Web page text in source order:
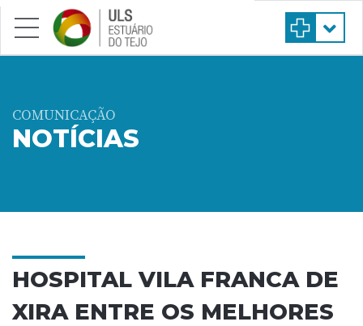
Saltar para conteúdo principal
COMUNICAÇÃO
NOTÍCIAS
HOSPITAL VILA FRANCA DE
XIRA ENTRE OS MELHORES